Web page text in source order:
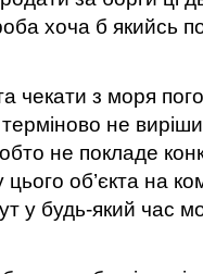
хоча б якийсь
чекати з моря
не
не покладе
цього об’єкта на
у будь-який час